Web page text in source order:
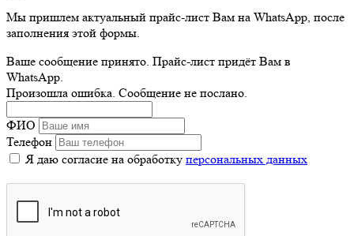
Мы пришлем актуальный прайс-лист Вам на WhatsApp, после
заполнения этой формы.
Ваше сообщение принято. Прайс-лист придёт Вам в
WhatsApp.
Произошла ошибка. Сообщение не послано.
ФИО
Телефон
Я даю согласие на обработку персональных данных